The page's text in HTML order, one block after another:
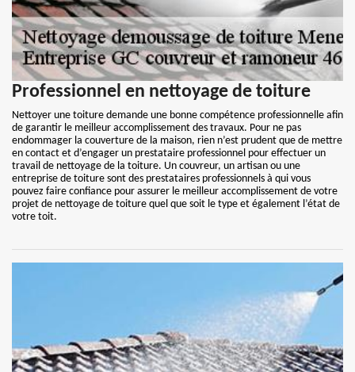
Professionnel en nettoyage de toiture
Nettoyer une toiture demande une bonne compétence professionnelle afin
de garantir le meilleur accomplissement des travaux. Pour ne pas
endommager la couverture de la maison, rien n’est prudent que de mettre
en contact et d’engager un prestataire professionnel pour effectuer un
travail de nettoyage de la toiture. Un couvreur, un artisan ou une
entreprise de toiture sont des prestataires professionnels à qui vous
pouvez faire confiance pour assurer le meilleur accomplissement de votre
projet de nettoyage de toiture quel que soit le type et également l’état de
votre toit.